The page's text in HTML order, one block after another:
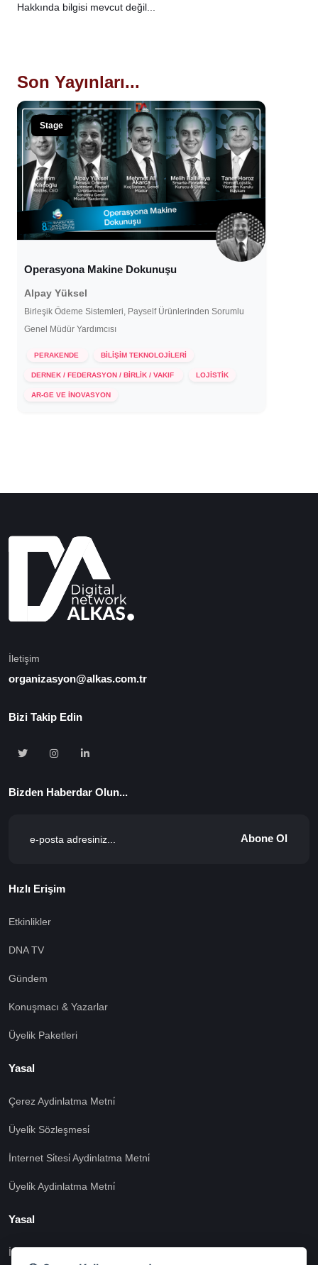
Hakkında bilgisi mevcut değil...
Son Yayınları...
Stage
Operasyona Makine Dokunuşu
Alpay Yüksel
Birleşik Ödeme Sistemleri, Payself Ürünlerinden Sorumlu
Genel Müdür Yardımcısı
PERAKENDE BİLİŞİM TEKNOLOJİLERİ
DERNEK / FEDERASYON / BİRLİK / VAKIF LOJİSTİK
AR-GE VE İNOVASYON
İletişim
organizasyon@alkas.com.tr
Bizi Takip Edin
Bizden Haberdar Olun...
Abone Ol
Hızlı Erişim
Etkinlikler
DNA TV
Gündem
Konuşmacı & Yazarlar
Üyelik Paketleri
Yasal
Çerez Aydinlatma Metni̇
Üyeli̇k Sözleşmesi̇
İnternet Si̇tesi̇ Aydinlatma Metni̇
Üyeli̇k Aydinlatma Metni̇
Yasal
İşlem Rehberi̇